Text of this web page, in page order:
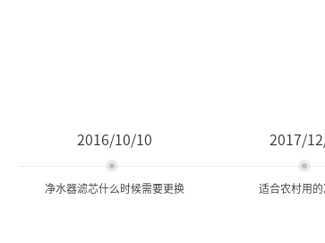
2016/10/10
净水器滤芯什么时候需要更换
2017/
适合农村用